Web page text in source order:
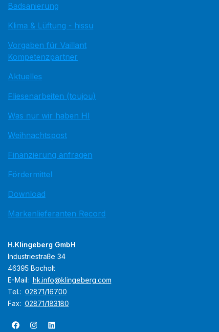
Badsanierung
Klima & Lüftung - hissu
Vorgaben für Vaillant
Kompetenzpartner
Aktuelles
Fliesenarbeiten (toujou)
Was nur wir haben HI
Weihnachtspost
Finanzierung anfragen
Fördermittel
Download
Markenlieferanten Record
H.Klingeberg GmbH
Industriestraße 34
46395 Bocholt
E-Mail: hk.info@klingeberg.com
Tel.: 02871/16700
Fax: 02871/183180